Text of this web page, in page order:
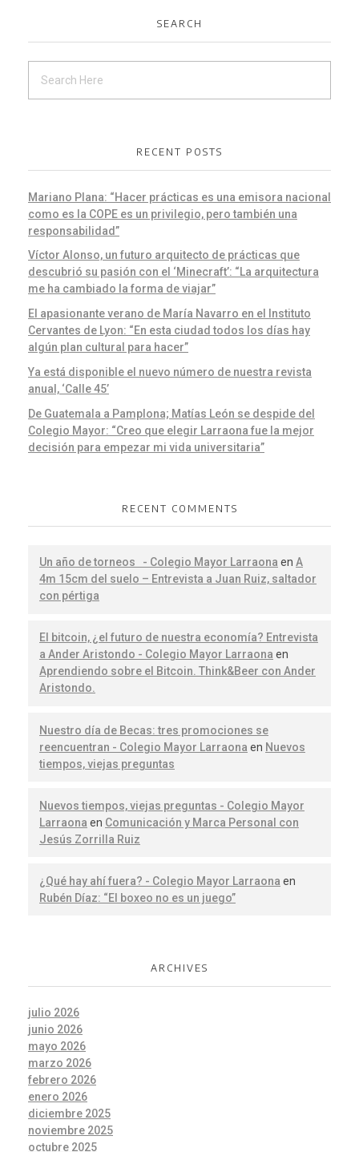
SEARCH
RECENT POSTS
Mariano Plana: “Hacer prácticas es una emisora nacional
como es la COPE es un privilegio, pero también una
responsabilidad”
Víctor Alonso, un futuro arquitecto de prácticas que
descubrió su pasión con el ‘Minecraft’: “La arquitectura
me ha cambiado la forma de viajar”
El apasionante verano de María Navarro en el Instituto
Cervantes de Lyon: “En esta ciudad todos los días hay
algún plan cultural para hacer”
Ya está disponible el nuevo número de nuestra revista
anual, ‘Calle 45’
De Guatemala a Pamplona; Matías León se despide del
Colegio Mayor: “Creo que elegir Larraona fue la mejor
decisión para empezar mi vida universitaria”
RECENT COMMENTS
Un año de torneos - Colegio Mayor Larraona en A
4m 15cm del suelo – Entrevista a Juan Ruiz, saltador
con pértiga
El bitcoin, ¿el futuro de nuestra economía? Entrevista
a Ander Aristondo - Colegio Mayor Larraona en
Aprendiendo sobre el Bitcoin. Think&Beer con Ander
Aristondo.
Nuestro día de Becas: tres promociones se
reencuentran - Colegio Mayor Larraona en Nuevos
tiempos, viejas preguntas
Nuevos tiempos, viejas preguntas - Colegio Mayor
Larraona en Comunicación y Marca Personal con
Jesús Zorrilla Ruiz
¿Qué hay ahí fuera? - Colegio Mayor Larraona en
Rubén Díaz: “El boxeo no es un juego”
ARCHIVES
julio 2026
junio 2026
mayo 2026
marzo 2026
febrero 2026
enero 2026
diciembre 2025
noviembre 2025
octubre 2025